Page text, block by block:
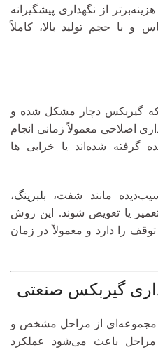
از نگهداری پیشگیرانه
با حجم تولید بالا، کاملاً
که گیربکس دچار مشکل شده و
اصلاحی معمولاً زمانی انجام
گرفته شده‌اند یا خرابی‌ ها
مانند شفت، بلبرینگ،
یا تعویض شوند. این روش
را دارد و معمولاً در زمان
گیربکس صنعتی
به مجموعه‌ای از مراحل مشخص و
مراحل باعث می‌شود عملکرد